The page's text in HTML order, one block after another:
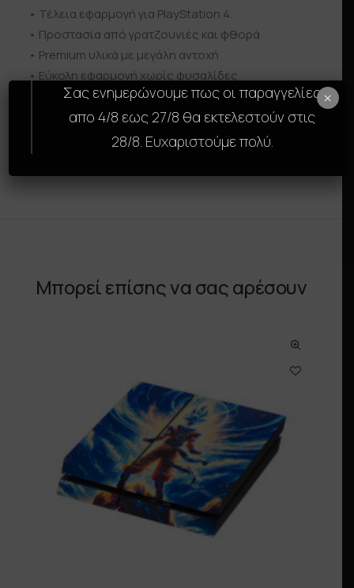
• Τέλεια εφαρμογή για PlayStation 4.
• Προστασία από γρατζουνιές και φθορά
• Premium υλικά με μεγάλη αντοχή
• Εύκολη εφαρμογή χωρίς φυσαλίδες
• Αφαιρείται χωρίς να αφήνει υπολείμματα
και ξεχώρισε με ένα εντυπωσιακό design.
Μπορεί επίσης να σας αρέσουν
Σας ενημερώνουμε πως οι παραγγελίες
απο 4/8 εως 27/8 θα εκτελεστούν στις
28/8. Ευχαριστούμε πολύ.
×